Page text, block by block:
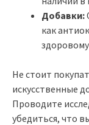
Добавки:
как
Не стоит
искусственные
Проводите
убедиться, что